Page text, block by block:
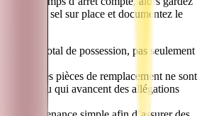
ou du sel sur place et documentez le
annuel total de possession, pas seulement
dont les pièces de remplacement ne sont
ou qui avancent des allégations